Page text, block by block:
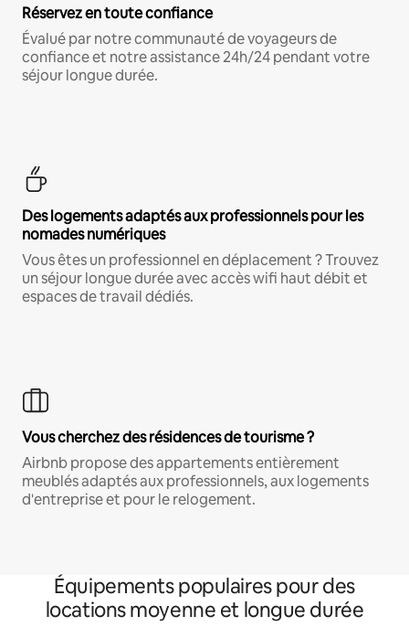
Réservez en toute confiance
Évalué par notre communauté de voyageurs de
confiance et notre assistance 24h/24 pendant votre
séjour longue durée.
Des logements adaptés aux professionnels pour les
nomades numériques
Vous êtes un professionnel en déplacement ? Trouvez
un séjour longue durée avec accès wifi haut débit et
espaces de travail dédiés.
Vous cherchez des résidences de tourisme ?
Airbnb propose des appartements entièrement
meublés adaptés aux professionnels, aux logements
d'entreprise et pour le relogement.
Équipements populaires pour des
locations moyenne et longue durée